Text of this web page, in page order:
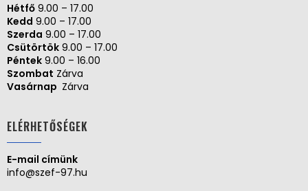
Hétfő 9.00 – 17.00
Kedd 9.00 – 17.00
Szerda 9.00 – 17.00
Csütörtök 9.00 – 17.00
Péntek 9.00 – 16.00
Szombat Zárva
Vasárnap Zárva
ELÉRHETŐSÉGEK
E-mail címünk
info@szef-97.hu